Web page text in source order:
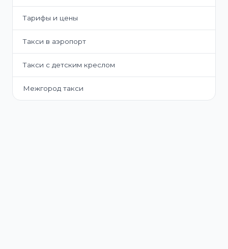
Тарифы и цены
Такси в аэропорт
Такси с детским креслом
Межгород такси